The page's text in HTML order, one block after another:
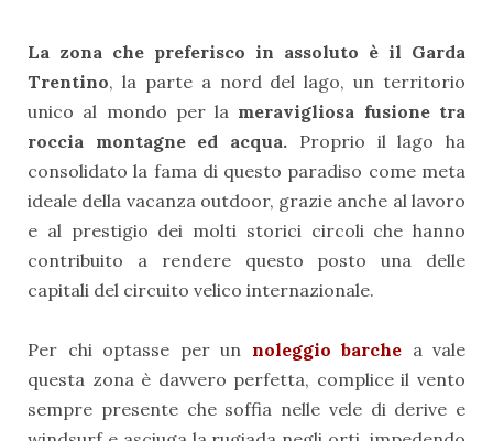
La zona che preferisco in assoluto è il Garda
Trentino, la parte a nord del lago, un territorio
unico al mondo per la meravigliosa fusione tra
roccia montagne ed acqua. Proprio il lago ha
consolidato la fama di questo paradiso come meta
ideale della vacanza outdoor, grazie anche al lavoro
e al prestigio dei molti storici circoli che hanno
contribuito a rendere questo posto una delle
capitali del circuito velico internazionale.
Per chi optasse per un noleggio barche a vale
questa zona è davvero perfetta, complice il vento
sempre presente che soffia nelle vele di derive e